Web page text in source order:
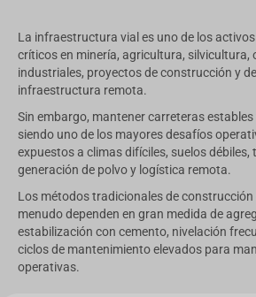
La infraestructura vial es uno de los
críticos en minería, agricultura, silvicultura,
industriales, proyectos de construcción y
infraestructura remota.
Sin embargo, mantener carreteras
siendo uno de los mayores desafíos
expuestos a climas difíciles, suelos débiles,
generación de polvo y logística remota.
Los métodos tradicionales de construcción
menudo dependen en gran medida de
estabilización con cemento, nivelación
ciclos de mantenimiento elevados para
operativas.